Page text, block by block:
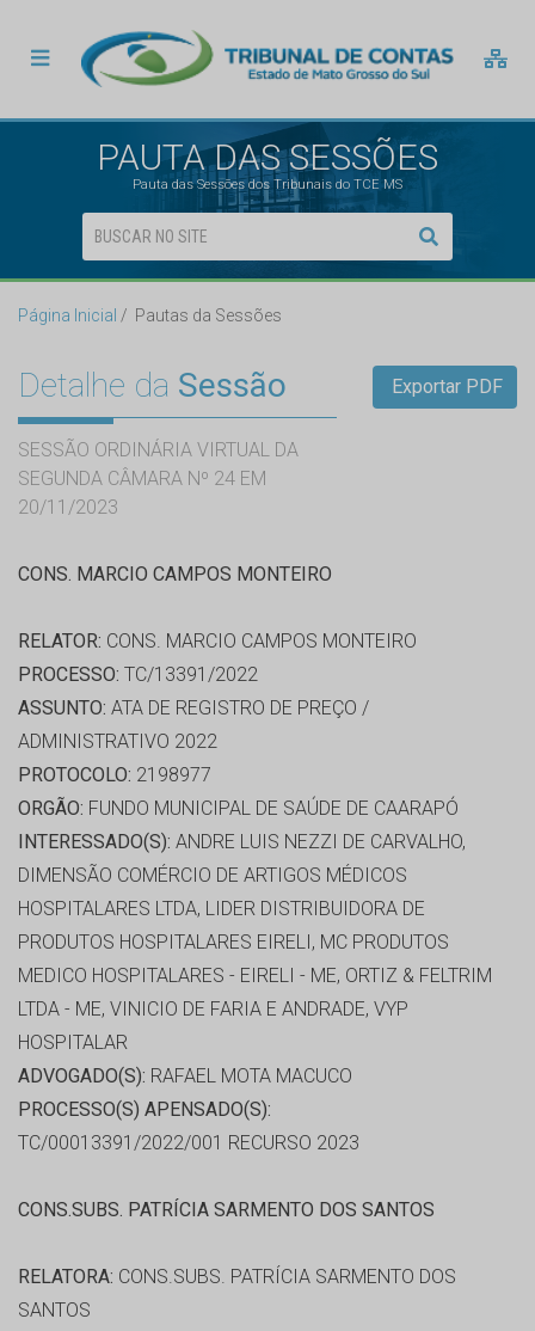
PAUTA DAS SESSÕES
Pauta das Sessões dos Tribunais do TCE MS
Página Inicial Pautas da Sessões
Detalhe da Sessão
SESSÃO ORDINÁRIA VIRTUAL DA
SEGUNDA CÂMARA Nº 24 EM
20/11/2023
Exportar PDF
CONS. MARCIO CAMPOS MONTEIRO
RELATOR: CONS. MARCIO CAMPOS MONTEIRO
PROCESSO: TC/13391/2022
ASSUNTO: ATA DE REGISTRO DE PREÇO /
ADMINISTRATIVO 2022
PROTOCOLO: 2198977
ORGÃO: FUNDO MUNICIPAL DE SAÚDE DE CAARAPÓ
INTERESSADO(S): ANDRE LUIS NEZZI DE CARVALHO,
DIMENSÃO COMÉRCIO DE ARTIGOS MÉDICOS
HOSPITALARES LTDA, LIDER DISTRIBUIDORA DE
PRODUTOS HOSPITALARES EIRELI, MC PRODUTOS
MEDICO HOSPITALARES - EIRELI - ME, ORTIZ & FELTRIM
LTDA - ME, VINICIO DE FARIA E ANDRADE, VYP
HOSPITALAR
ADVOGADO(S): RAFAEL MOTA MACUCO
PROCESSO(S) APENSADO(S):
TC/00013391/2022/001 RECURSO 2023
CONS.SUBS. PATRÍCIA SARMENTO DOS SANTOS
RELATORA: CONS.SUBS. PATRÍCIA SARMENTO DOS
SANTOS